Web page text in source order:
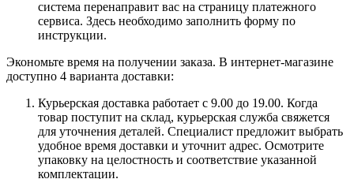
система перенаправит вас на страницу платежного
сервиса. Здесь необходимо заполнить форму по
инструкции.
Экономьте время на получении заказа. В интернет-магазине
доступно 4 варианта доставки:
Курьерская доставка работает с 9.00 до 19.00. Когда
товар поступит на склад, курьерская служба свяжется
для уточнения деталей. Специалист предложит выбрать
удобное время доставки и уточнит адрес. Осмотрите
упаковку на целостность и соответствие указанной
комплектации.